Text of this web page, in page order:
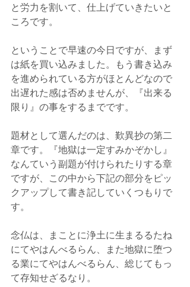
と労力を割いて、仕上げていきたいと
ころです。
ということで早速の今日ですが、まず
は紙を買い込みました。もう書き込み
を進められている方がほとんどなので
出遅れた感は否めませんが、『出来る
限り』の事をするまでです。
題材として選んだのは、歎異抄の第二
章です。『地獄は一定すみかぞかし』
なんていう副題が付けられたりする章
ですが、この中から下記の部分をピッ
クアップして書き記していくつもりで
す。
念仏は、まことに浄土に生まるるたね
にてやはんべるらん、また地獄に堕つ
る業にてやはんべるらん、総じてもっ
て存知せざるなり。